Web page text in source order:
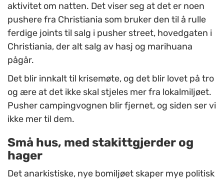
aktivitet om natten. Det viser seg at det er noen
pushere fra Christiania som bruker den til å rulle
ferdige joints til salg i pusher street, hovedgaten i
Christiania, der alt salg av hasj og marihuana
pågår.
Det blir innkalt til krisemøte, og det blir lovet på tro
og ære at det ikke skal stjeles mer fra lokalmiljøet.
Pusher campingvognen blir fjernet, og siden ser vi
ikke mer til dem.
Små hus, med stakittgjerder og
hager
Det anarkistiske, nye bomiljøet skaper mye politisk